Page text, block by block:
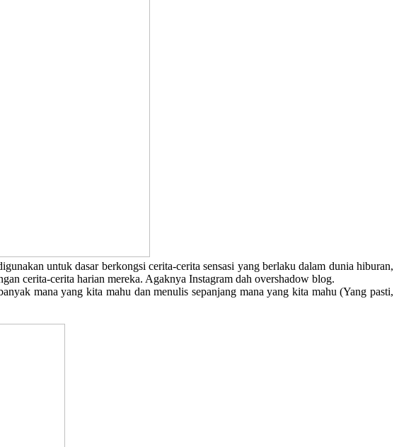
untuk dasar berkongsi cerita-cerita sensasi yang berlaku dalam dunia hiburan,
cerita-cerita harian mereka. Agaknya Instagram dah overshadow blog.
mana yang kita mahu dan menulis sepanjang mana yang kita mahu (Yang pasti,